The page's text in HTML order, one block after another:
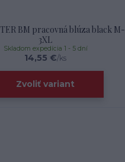
BM pracovná blúza black M-
3XL
14,55 €/ks
Skladom expedícia 1 - 5 dní
Zvoliť variant